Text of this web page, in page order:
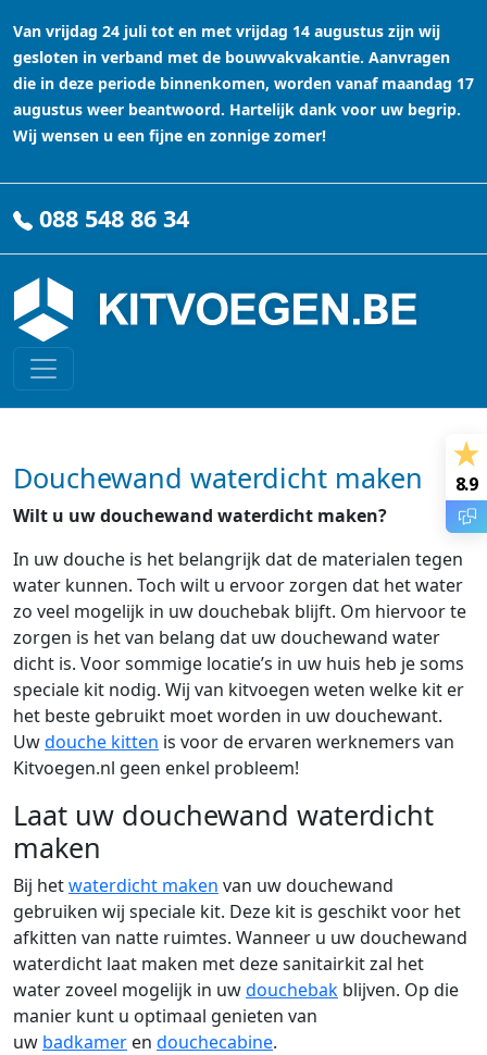
Van vrijdag 24 juli tot en met vrijdag 14 augustus zijn wij
gesloten in verband met de bouwvakvakantie. Aanvragen
die in deze periode binnenkomen, worden vanaf maandag 17
augustus weer beantwoord. Hartelijk dank voor uw begrip.
Wij wensen u een fijne en zonnige zomer!
088 548 86 34
Douchewand waterdicht maken
Wilt u uw douchewand waterdicht maken?
In uw douche is het belangrijk dat de materialen tegen
water kunnen. Toch wilt u ervoor zorgen dat het water
zo veel mogelijk in uw douchebak blijft. Om hiervoor te
zorgen is het van belang dat uw douchewand water
dicht is. Voor sommige locatie’s in uw huis heb je soms
speciale kit nodig. Wij van kitvoegen weten welke kit er
het beste gebruikt moet worden in uw douchewant.
Uwdouche kitten is voor de ervaren werknemers van
Kitvoegen.nl geen enkel probleem!
Laat uw douchewand waterdicht
maken
Bij hetwaterdicht maken van uw douchewand
gebruiken wij speciale kit. Deze kit is geschikt voor het
afkitten van natte ruimtes. Wanneer u uw douchewand
waterdicht laat maken met deze sanitairkit zal het
water zoveel mogelijk in uwdouchebak blijven. Op die
manier kunt u optimaal genieten van
uw badkamer en douchecabine.
8.9